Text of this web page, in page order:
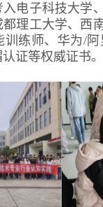
电子科技大学
理工大学、西
练师、华为/阿
证等权威证书。